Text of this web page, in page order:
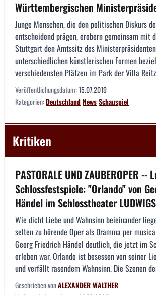
Württembergischen
Junge Menschen, die den politischen Diskurs
entscheidend prägen, erobern gemeinsam mit
Stuttgart den Amtssitz des
unterschiedlichen künstlerischen Formen
verschiedensten Plätzen im Park der Villa
Veröffentlichungsdatum:15.07.2019
Kategorien:DeutschlandNewsSchauspiel
Kritiken
PASTORALE UND ZAUBEROPER
Schlossfestspiele: "Orlando" von
Händel im Schlosstheater
Wie dicht Liebe und Wahnsinn beieinander
selten zu hörende Oper als Dramma per
Georg Friedrich Händel deutlich, die jetzt im
erleben war. Orlando ist besessen von seiner
und verfällt rasendem Wahnsinn. Die Szenen
Geschrieben vonALEXANDER WALTHER